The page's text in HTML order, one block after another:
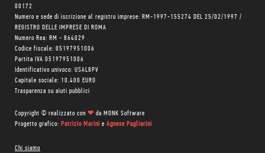
00172
Numero e sede di iscrizione al registro imprese: RM-1997-155274 DEL 25/02/1997 /
REGISTRO DELLE IMPRESE DI ROMA
Numero Rea: RM - 864029
Codice fiscale: 05197951006
Partita IVA 05197951006
Identificativo univoco: USAL8PV
Capitale sociale: 10.400 EURO
Trasparenza su aiuti pubblici
Copyright © realizzato con ❤ da MONK Software
Progetto grafico: Patrizio Marini e Agnese Pagliarini
Chi siamo